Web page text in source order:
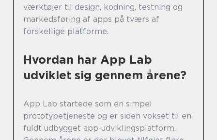
værktøjer til design, kodning, testning og
markedsføring af apps på tværs af
forskellige platforme.
Hvordan har App Lab
udviklet sig gennem årene?
App Lab startede som en simpel
prototypetjeneste og er siden vokset til en
fuldt udbygget app-udviklingsplatform.